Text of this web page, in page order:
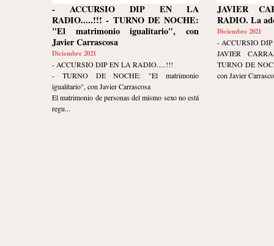
- ACCURSIO DIP EN LA
RADIO.....!!! - TURNO DE NOCHE:
"El matrimonio igualitario", con
Javier Carrascosa
Diciembre 2021
- ACCURSIO DIP EN LA RADIO.....!!!
- TURNO DE NOCHE: "El matrimonio
igualitario", con Javier Carrascosa
El matrimonio de personas del mismo sexo no está
regu...
JAVIER
RADIO. La
Diciembre 2021
- ACCURSIO
JAVIER
TURNO DE
con Javier